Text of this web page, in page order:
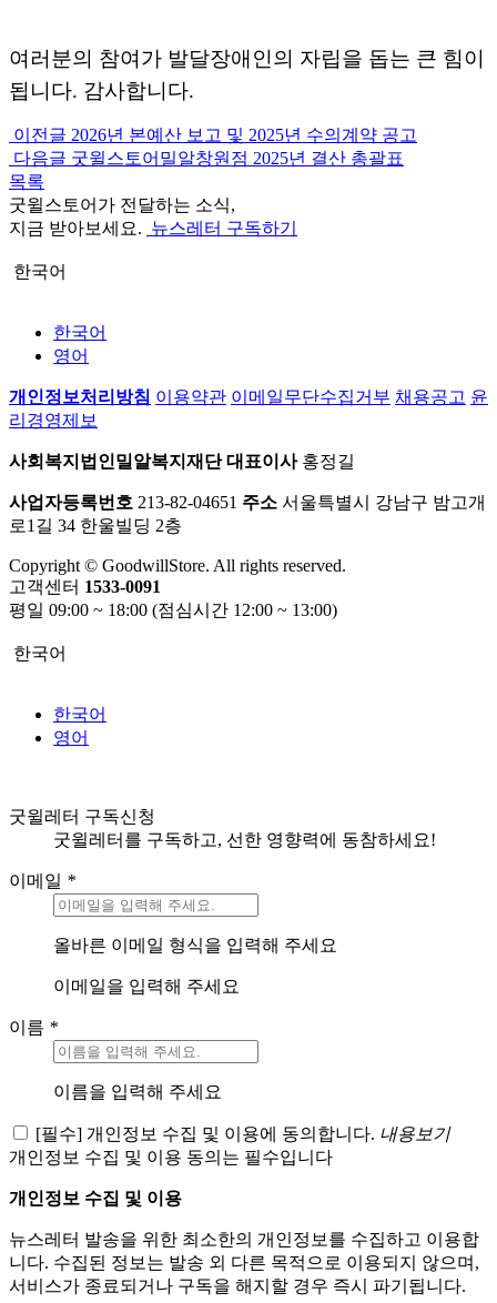
여러분의 참여가 발달장애인의 자립을 돕는 큰 힘이
됩니다. 감사합니다.
이전글 2026년 본예산 보고 및 2025년 수의계약 공고
다음글 굿윌스토어밀알창원점 2025년 결산 총괄표
목록
굿윌스토어가 전달하는 소식,
지금 받아보세요. 뉴스레터 구독하기
한국어
한국어
영어
개인정보처리방침 이용약관 이메일무단수집거부 채용공고 윤
리경영제보
사회복지법인밀알복지재단 대표이사홍정길
사업자등록번호 213-82-04651 주소 서울특별시 강남구 밤고개
로1길 34 한울빌딩 2층
Copyright © GoodwillStore. All rights reserved.
고객센터 1533-0091
평일 09:00 ~ 18:00 (점심시간 12:00 ~ 13:00)
한국어
한국어
영어
굿윌레터 구독신청
굿윌레터를 구독하고, 선한 영향력에 동참하세요!
이메일 *
올바른 이메일 형식을 입력해 주세요
이메일을 입력해 주세요
이름 *
이름을 입력해 주세요
[필수] 개인정보 수집 및 이용에 동의합니다. 내용보기
개인정보 수집 및 이용 동의는 필수입니다
개인정보 수집 및 이용
뉴스레터 발송을 위한 최소한의 개인정보를 수집하고 이용합
니다. 수집된 정보는 발송 외 다른 목적으로 이용되지 않으며,
서비스가 종료되거나 구독을 해지할 경우 즉시 파기됩니다.